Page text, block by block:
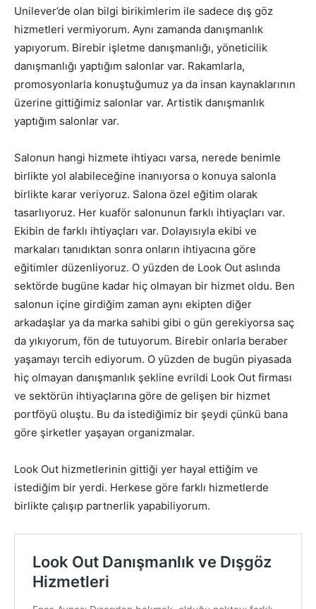
Unilever’de olan bilgi birikimlerim ile sadece dış göz
hizmetleri vermiyorum. Aynı zamanda danışmanlık
yapıyorum. Birebir işletme danışmanlığı, yöneticilik
danışmanlığı yaptığım salonlar var. Rakamlarla,
promosyonlarla konuştuğumuz ya da insan kaynaklarının
üzerine gittiğimiz salonlar var. Artistik danışmanlık
yaptığım salonlar var.
Salonun hangi hizmete ihtiyacı varsa, nerede benimle
birlikte yol alabileceğine inanıyorsa o konuya salonla
birlikte karar veriyoruz. Salona özel eğitim olarak
tasarlıyoruz. Her kuaför salonunun farklı ihtiyaçları var.
Ekibin de farklı ihtiyaçları var. Dolayısıyla ekibi ve
markaları tanıdıktan sonra onların ihtiyacına göre
eğitimler düzenliyoruz. O yüzden de Look Out aslında
sektörde bugüne kadar hiç olmayan bir hizmet oldu. Ben
salonun içine girdiğim zaman aynı ekipten diğer
arkadaşlar ya da marka sahibi gibi o gün gerekiyorsa saç
da yıkıyorum, fön de tutuyorum. Birebir onlarla beraber
yaşamayı tercih ediyorum. O yüzden de bugün piyasada
hiç olmayan danışmanlık şekline evrildi Look Out firması
ve sektörün ihtiyaçlarına göre de gelişen bir hizmet
portföyü oluştu. Bu da istediğimiz bir şeydi çünkü bana
göre şirketler yaşayan organizmalar.
Look Out hizmetlerinin gittiği yer hayal ettiğim ve
istediğim bir yerdi. Herkese göre farklı hizmetlerde
birlikte çalışıp partnerlik yapabiliyorum.